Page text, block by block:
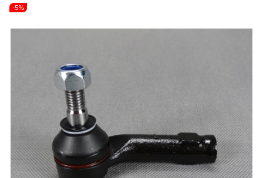
-5%